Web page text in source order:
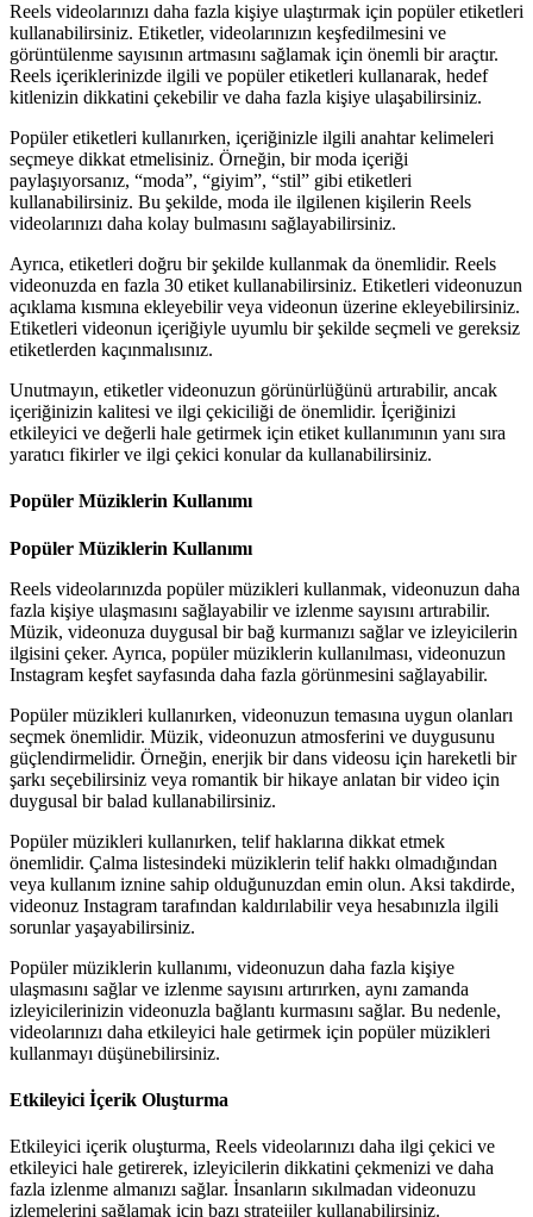
Reels videolarınızı daha fazla kişiye ulaştırmak için popüler etiketleri
kullanabilirsiniz. Etiketler, videolarınızın keşfedilmesini ve
görüntülenme sayısının artmasını sağlamak için önemli bir araçtır.
Reels içeriklerinizde ilgili ve popüler etiketleri kullanarak, hedef
kitlenizin dikkatini çekebilir ve daha fazla kişiye ulaşabilirsiniz.
Popüler etiketleri kullanırken, içeriğinizle ilgili anahtar kelimeleri
seçmeye dikkat etmelisiniz. Örneğin, bir moda içeriği
paylaşıyorsanız, “moda”, “giyim”, “stil” gibi etiketleri
kullanabilirsiniz. Bu şekilde, moda ile ilgilenen kişilerin Reels
videolarınızı daha kolay bulmasını sağlayabilirsiniz.
Ayrıca, etiketleri doğru bir şekilde kullanmak da önemlidir. Reels
videonuzda en fazla 30 etiket kullanabilirsiniz. Etiketleri videonuzun
açıklama kısmına ekleyebilir veya videonun üzerine ekleyebilirsiniz.
Etiketleri videonun içeriğiyle uyumlu bir şekilde seçmeli ve gereksiz
etiketlerden kaçınmalısınız.
Unutmayın, etiketler videonuzun görünürlüğünü artırabilir, ancak
içeriğinizin kalitesi ve ilgi çekiciliği de önemlidir. İçeriğinizi
etkileyici ve değerli hale getirmek için etiket kullanımının yanı sıra
yaratıcı fikirler ve ilgi çekici konular da kullanabilirsiniz.
Popüler Müziklerin Kullanımı
Popüler Müziklerin Kullanımı
Reels videolarınızda popüler müzikleri kullanmak, videonuzun daha
fazla kişiye ulaşmasını sağlayabilir ve izlenme sayısını artırabilir.
Müzik, videonuza duygusal bir bağ kurmanızı sağlar ve izleyicilerin
ilgisini çeker. Ayrıca, popüler müziklerin kullanılması, videonuzun
Instagram keşfet sayfasında daha fazla görünmesini sağlayabilir.
Popüler müzikleri kullanırken, videonuzun temasına uygun olanları
seçmek önemlidir. Müzik, videonuzun atmosferini ve duygusunu
güçlendirmelidir. Örneğin, enerjik bir dans videosu için hareketli bir
şarkı seçebilirsiniz veya romantik bir hikaye anlatan bir video için
duygusal bir balad kullanabilirsiniz.
Popüler müzikleri kullanırken, telif haklarına dikkat etmek
önemlidir. Çalma listesindeki müziklerin telif hakkı olmadığından
veya kullanım iznine sahip olduğunuzdan emin olun. Aksi takdirde,
videonuz Instagram tarafından kaldırılabilir veya hesabınızla ilgili
sorunlar yaşayabilirsiniz.
Popüler müziklerin kullanımı, videonuzun daha fazla kişiye
ulaşmasını sağlar ve izlenme sayısını artırırken, aynı zamanda
izleyicilerinizin videonuzla bağlantı kurmasını sağlar. Bu nedenle,
videolarınızı daha etkileyici hale getirmek için popüler müzikleri
kullanmayı düşünebilirsiniz.
Etkileyici İçerik Oluşturma
Etkileyici içerik oluşturma, Reels videolarınızı daha ilgi çekici ve
etkileyici hale getirerek, izleyicilerin dikkatini çekmenizi ve daha
fazla izlenme almanızı sağlar. İnsanların sıkılmadan videonuzu
izlemelerini sağlamak için bazı stratejiler kullanabilirsiniz.